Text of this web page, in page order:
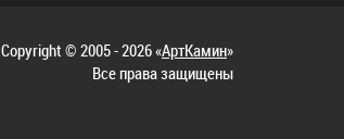
Copyright © 2005 - 2026 «АртКамин»
Все права защищены